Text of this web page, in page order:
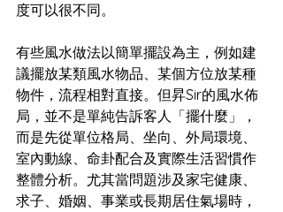
度可以很不同。
有些風水做法以簡單擺設為主，例如建
議擺放某類風水物品、某個方位放某種
物件，流程相對直接。但昇Sir的風水佈
局，並不是單純告訴客人「擺什麼」，
而是先從單位格局、坐向、外局環境、
室內動線、命卦配合及實際生活習慣作
整體分析。尤其當問題涉及家宅健康、
求子、婚姻、事業或長期居住氣場時，